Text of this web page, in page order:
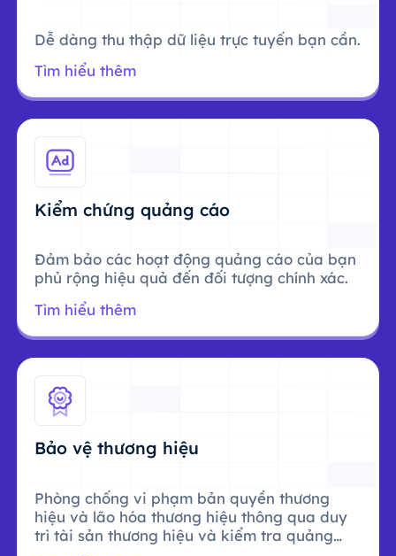
Dễ dàng thu thập dữ liệu trực tuyến bạn cần.
Tìm hiểu thêm
Kiểm chứng quảng cáo
Đảm bảo các hoạt động quảng cáo của bạn
phủ rộng hiệu quả đến đối tượng chính xác.
Tìm hiểu thêm
Bảo vệ thương hiệu
Phòng chống vi phạm bản quyền thương
hiệu và lão hóa thương hiệu thông qua duy
trì tài sản thương hiệu và kiểm tra quảng